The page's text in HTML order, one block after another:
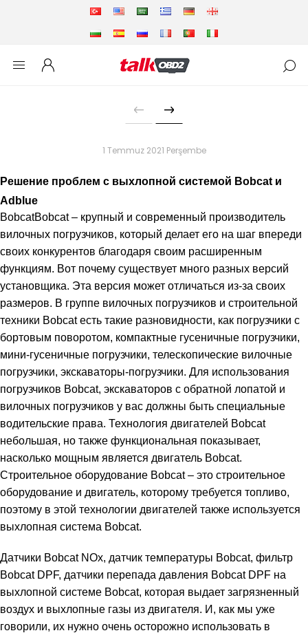
1 Temmuz 2021 Perşembe
Решение проблем с выхлопной системой Bobcat и
Adblue
BobcatBobcat – крупный и современный производитель
вилочных погрузчиков, который делает его на шаг впереди
своих конкурентов благодаря своим расширенным
функциям. Вот почему существует много разных версий
установщика. Эта версия может отличаться из-за своих
размеров. В группе вилочных погрузчиков и строительной
техники Bobcat есть такие разновидности, как погрузчики с
бортовым поворотом, компактные гусеничные погрузчики,
мини-гусеничные погрузчики, телескопические вилочные
погрузчики, экскаваторы-погрузчики. Для использования
погрузчиков Bobcat, экскаваторов с обратной лопатой и
вилочных погрузчиков у вас должны быть специальные
водительские права. Технология двигателей Bobcat
небольшая, но также функциональная показывает,
насколько мощным является двигатель Bobcat.
Строительное оборудование Bobcat – это строительное
оборудование и двигатель, которому требуется топливо,
поэтому в этой технологии двигателей также используется
выхлопная система Bobcat.
Датчики Bobcat NOx, датчик температуры Bobcat, фильтр
Bobcat DPF, датчики перепада давления Bobcat DPF на
выхлопной системе Bobcat, которая выдает загрязненный
воздух и выхлопные газы из двигателя. И, как мы уже
говорили, их нужно очень осторожно использовать в